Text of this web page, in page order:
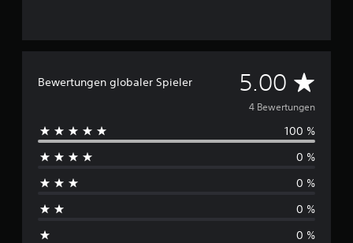
Bewertungen globaler Spieler 5.00 D
u
r
c
s
4 Bewertungen
100 %
0 %
0 %
0 %
0 %